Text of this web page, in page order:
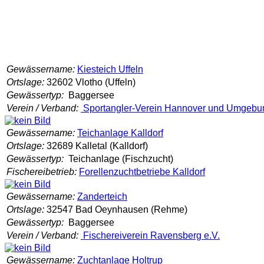
Gewässername: Kiesteich Uffeln
Ortslage: 32602 Vlotho (Uffeln)
Gewässertyp: Baggersee
Verein / Verband: Sportangler-Verein Hannover und
Gewässername: Teichanlage Kalldorf
Ortslage: 32689 Kalletal (Kalldorf)
Gewässertyp: Teichanlage (Fischzucht)
Fischereibetrieb: Forellenzuchtbetriebe Kalldorf
Gewässername: Zanderteich
Ortslage: 32547 Bad Oeynhausen (Rehme)
Gewässertyp: Baggersee
Verein / Verband: Fischereiverein Ravensberg e.V.
Gewässername: Zuchtanlage Holtrup